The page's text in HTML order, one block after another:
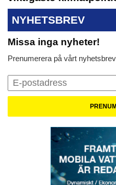
NYHETSBREV
Missa inga nyheter!
Prenumerera på vårt